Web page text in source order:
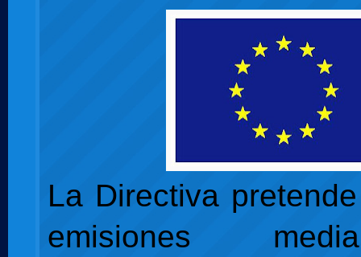
La Directiva
emisiones